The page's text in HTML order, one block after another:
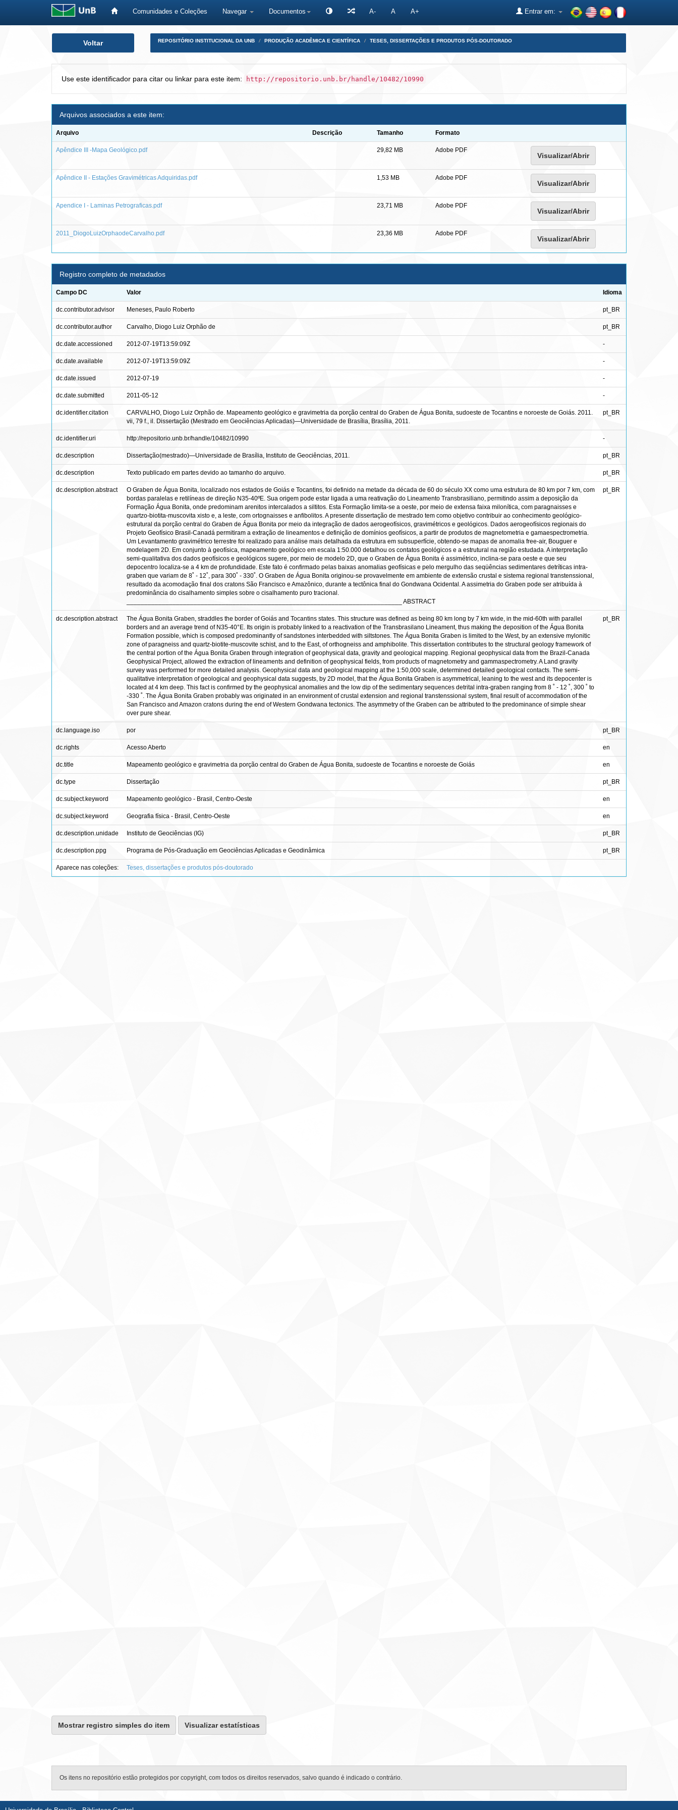
Comunidades e Coleções Navegar Documentos A- A A+ Entrar em:
Voltar REPOSITÓRIO INSTITUCIONAL DA UNB PRODUÇÃO ACADÊMICA E CIENTÍFICA TESES, DISSERTAÇÕES E PRODUTOS PÓS-DOUTORADO
Use este identificador para citar ou linkar para este item: http://repositorio.unb.br/handle/10482/10990
Arquivos associados a este item:
Arquivo Descrição Tamanho Formato
Apêndice III -Mapa Geológico.pdf 29,82 MB Adobe PDF
Visualizar/Abrir
Apêndice II - Estações Gravimétricas Adquiridas.pdf 1,53 MB Adobe PDF
Visualizar/Abrir
Apendice I - Laminas Petrograficas.pdf 23,71 MB Adobe PDF
Visualizar/Abrir
2011_DiogoLuizOrphaodeCarvalho.pdf 23,36 MB Adobe PDF
Visualizar/Abrir
Registro completo de metadados
Campo DC Valor Idioma
dc.contributor.advisor Meneses, Paulo Roberto pt_BR
dc.contributor.author Carvalho, Diogo Luiz Orphão de pt_BR
dc.date.accessioned 2012-07-19T13:59:09Z -
dc.date.available 2012-07-19T13:59:09Z -
dc.date.issued 2012-07-19 -
dc.date.submitted 2011-05-12 -
dc.identifier.citation
CARVALHO, Diogo Luiz Orphão de. Mapeamento geológico e gravimetria da porção central do Graben de Água Bonita, sudoeste de Tocantins e noroeste de Goiás. 2011.
vii, 79 f., il. Dissertação (Mestrado em Geociências Aplicadas)—Universidade de Brasília, Brasília, 2011.
pt_BR
dc.identifier.uri http://repositorio.unb.br/handle/10482/10990 -
dc.description Dissertação(mestrado)—Universidade de Brasília, Instituto de Geociências, 2011. pt_BR
dc.description Texto publicado em partes devido ao tamanho do arquivo. pt_BR
dc.description.abstract
O Graben de Água Bonita, localizado nos estados de Goiás e Tocantins, foi definido na metade da década de 60 do século XX como uma estrutura de 80 km por 7 km, com
bordas paralelas e retilíneas de direção N35-40ºE. Sua origem pode estar ligada a uma reativação do Lineamento Transbrasiliano, permitindo assim a deposição da
Formação Água Bonita, onde predominam arenitos intercalados a siltitos. Esta Formação limita-se a oeste, por meio de extensa faixa milonítica, com paragnaisses e
quartzo-biotita-muscovita xisto e, a leste, com ortognaisses e anfibolitos. A presente dissertação de mestrado tem como objetivo contribuir ao conhecimento geológico-
estrutural da porção central do Graben de Água Bonita por meio da integração de dados aerogeofísicos, gravimétricos e geológicos. Dados aerogeofísicos regionais do
Projeto Geofísico Brasil-Canadá permitiram a extração de lineamentos e definição de domínios geofísicos, a partir de produtos de magnetometria e gamaespectrometria.
Um Levantamento gravimétrico terrestre foi realizado para análise mais detalhada da estrutura em subsuperfície, obtendo-se mapas de anomalia free-air, Bouguer e
modelagem 2D. Em conjunto à geofísica, mapeamento geológico em escala 1:50.000 detalhou os contatos geológicos e a estrutural na região estudada. A interpretação
semi-qualitativa dos dados geofísicos e geológicos sugere, por meio de modelo 2D, que o Graben de Água Bonita é assimétrico, inclina-se para oeste e que seu
depocentro localiza-se a 4 km de profundidade. Este fato é confirmado pelas baixas anomalias geofísicas e pelo mergulho das seqüências sedimentares detríticas intra-
graben que variam de 8˚ - 12˚, para 300˚ - 330˚. O Graben de Água Bonita originou-se provavelmente em ambiente de extensão crustal e sistema regional transtenssional,
resultado da acomodação final dos cratons São Francisco e Amazônico, durante a tectônica final do Gondwana Ocidental. A assimetria do Graben pode ser atribuída à
predominância do cisalhamento simples sobre o cisalhamento puro tracional.
______________________________________________________________________________ ABSTRACT
pt_BR
dc.description.abstract
The Água Bonita Graben, straddles the border of Goiás and Tocantins states. This structure was defined as being 80 km long by 7 km wide, in the mid-60th with parallel
borders and an average trend of N35-40°E. Its origin is probably linked to a reactivation of the Transbrasilano Lineament, thus making the deposition of the Água Bonita
Formation possible, which is composed predominantly of sandstones interbedded with siltstones. The Água Bonita Graben is limited to the West, by an extensive mylonitic
zone of paragneiss and quartz-biotite-muscovite schist, and to the East, of orthogneiss and amphibolite. This dissertation contributes to the structural geology framework of
the central portion of the Água Bonita Graben through integration of geophysical data, gravity and geological mapping. Regional geophysical data from the Brazil-Canada
Geophysical Project, allowed the extraction of lineaments and definition of geophysical fields, from products of magnetometry and gammaspectrometry. A Land gravity
survey was performed for more detailed analysis. Geophysical data and geological mapping at the 1:50,000 scale, determined detailed geological contacts. The semi-
qualitative interpretation of geological and geophysical data suggests, by 2D model, that the Água Bonita Graben is asymmetrical, leaning to the west and its depocenter is
located at 4 km deep. This fact is confirmed by the geophysical anomalies and the low dip of the sedimentary sequences detrital intra-graben ranging from 8 ˚ - 12 ˚, 300 ˚ to
-330 ˚. The Água Bonita Graben probably was originated in an environment of crustal extension and regional transtenssional system, final result of accommodation of the
San Francisco and Amazon cratons during the end of Western Gondwana tectonics. The asymmetry of the Graben can be attributed to the predominance of simple shear
over pure shear.
pt_BR
dc.language.iso por pt_BR
dc.rights Acesso Aberto en
dc.title Mapeamento geológico e gravimetria da porção central do Graben de Água Bonita, sudoeste de Tocantins e noroeste de Goiás en
dc.type Dissertação pt_BR
dc.subject.keyword Mapeamento geológico - Brasil, Centro-Oeste en
dc.subject.keyword Geografia física - Brasil, Centro-Oeste en
dc.description.unidade Instituto de Geociências (IG) pt_BR
dc.description.ppg Programa de Pós-Graduação em Geociências Aplicadas e Geodinâmica pt_BR
Aparece nas coleções: Teses, dissertações e produtos pós-doutorado
Mostrar registro simples do item Visualizar estatísticas
Os itens no repositório estão protegidos por copyright, com todos os direitos reservados, salvo quando é indicado o contrário.